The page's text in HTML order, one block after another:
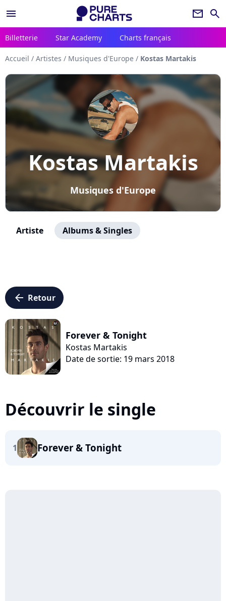
menu newsletter search
Billetterie Star Academy Charts français
Accueil / Artistes / Musiques d'Europe / Kostas Martakis
Kostas Martakis
Musiques d'Europe
Artiste Albums & Singles
arrow_left Retour
Forever & Tonight
Kostas Martakis
Date de sortie: 19 mars 2018
Découvrir le single
1 Forever & Tonight